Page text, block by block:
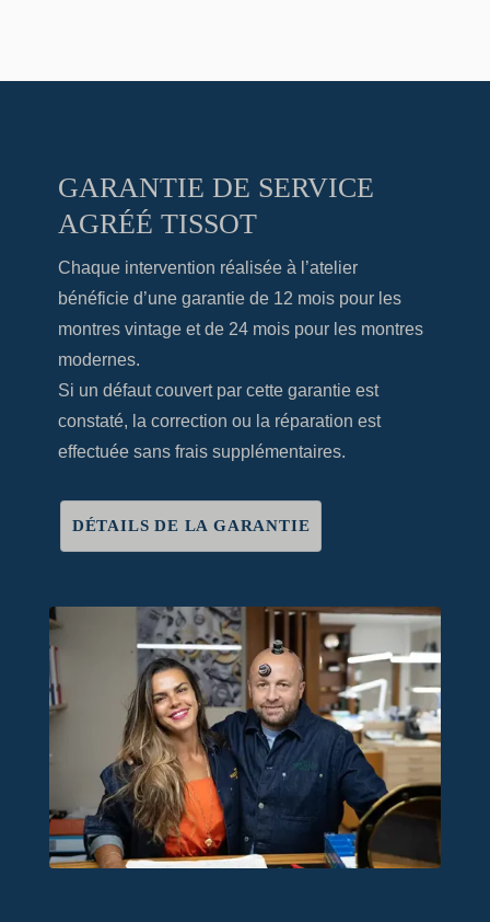
GARANTIE DE SERVICE
AGRÉÉ TISSOT
Chaque intervention réalisée à l’atelier
bénéficie d’une garantie de 12 mois pour les
montres vintage et de 24 mois pour les montres
modernes.
Si un défaut couvert par cette garantie est
constaté, la correction ou la réparation est
effectuée sans frais supplémentaires.
DÉTAILS DE LA GARANTIE